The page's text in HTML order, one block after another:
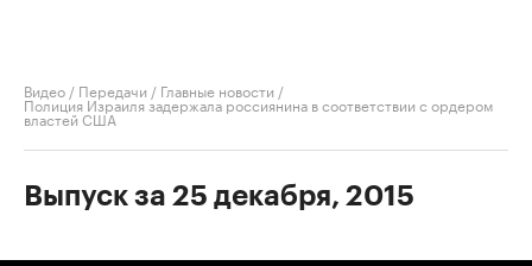
Видео / Передачи / Главные новости /
Полиция Израиля задержала россиянина в соответствии с ордером
властей США
Выпуск за 25 декабря, 2015